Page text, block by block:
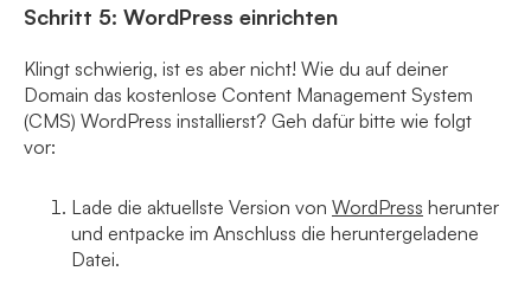
Schritt 5: WordPress einrichten
Klingt schwierig, ist es aber nicht! Wie du auf deiner
Domain das kostenlose Content Management System
(CMS) WordPress installierst? Geh dafür bitte wie folgt
vor:
Lade die aktuellste Version von WordPress herunter
und entpacke im Anschluss die heruntergeladene
Datei.